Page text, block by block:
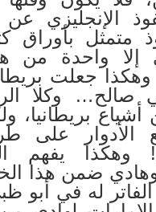
الإنجليزي
متمثل بأوراق
إلا واحدة من
جعلت
صالح… وكلا
بريطانيا،
الأدوار على
وهكذا يفهم
وهادي ضمن هذا
الفاتر له في أبو